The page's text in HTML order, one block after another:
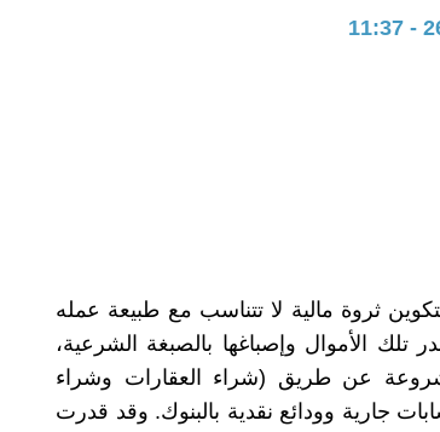
ثروة مالية لا تتناسب مع طبيعة عمله
تلك الأموال وإصباغها بالصبغة الشرعية،
عن طريق (شراء العقارات وشراء
جارية وودائع نقدية بالبنوك. وقد قدرت